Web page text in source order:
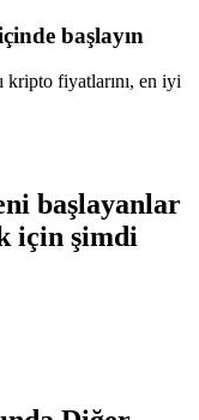
başlayın
kripto fiyatlarını, en iyi
başlayanlar
için şimdi